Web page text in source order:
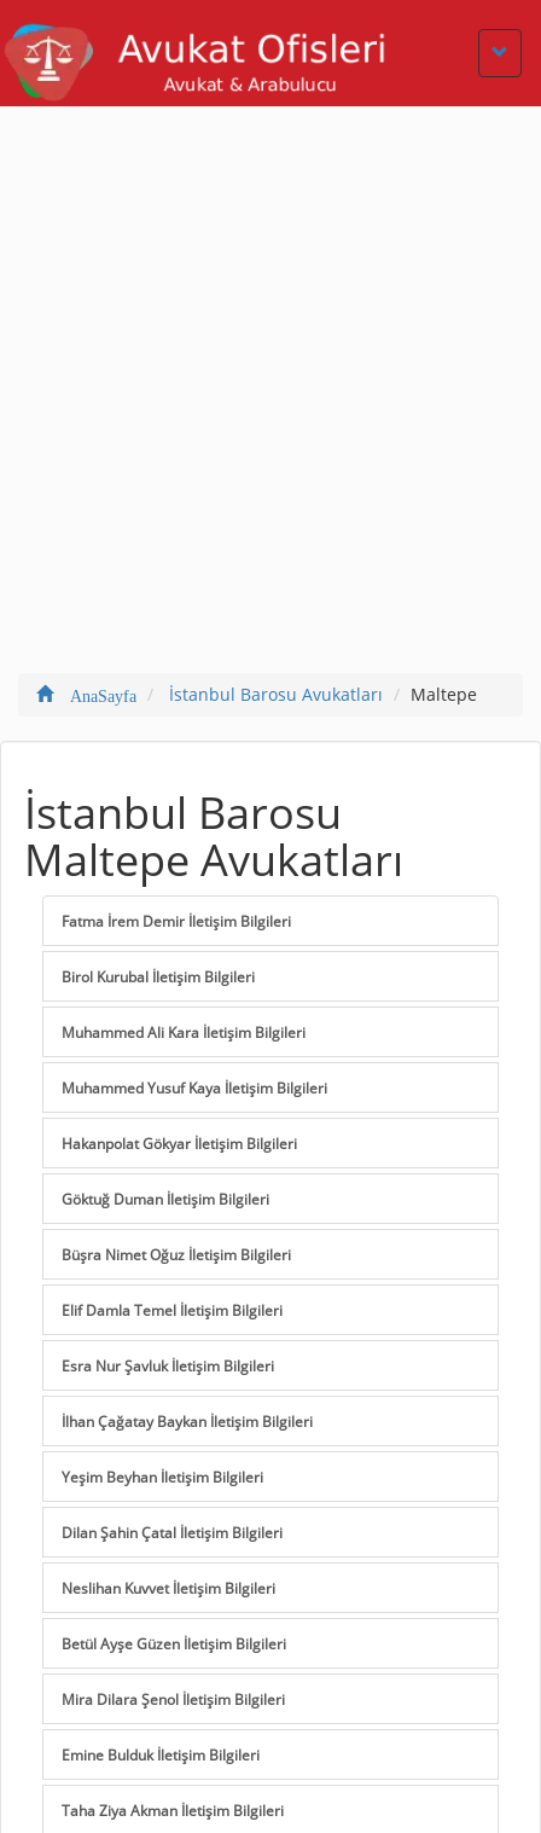
AnaSayfa İstanbul Barosu Avukatları Maltepe
İstanbul Barosu
Maltepe Avukatları
Fatma İrem Demir İletişim Bilgileri
Birol Kurubal İletişim Bilgileri
Muhammed Ali Kara İletişim Bilgileri
Muhammed Yusuf Kaya İletişim Bilgileri
Hakanpolat Gökyar İletişim Bilgileri
Göktuğ Duman İletişim Bilgileri
Büşra Nimet Oğuz İletişim Bilgileri
Elif Damla Temel İletişim Bilgileri
Esra Nur Şavluk İletişim Bilgileri
İlhan Çağatay Baykan İletişim Bilgileri
Yeşim Beyhan İletişim Bilgileri
Dilan Şahin Çatal İletişim Bilgileri
Neslihan Kuvvet İletişim Bilgileri
Betül Ayşe Güzen İletişim Bilgileri
Mira Dilara Şenol İletişim Bilgileri
Emine Bulduk İletişim Bilgileri
Taha Ziya Akman İletişim Bilgileri